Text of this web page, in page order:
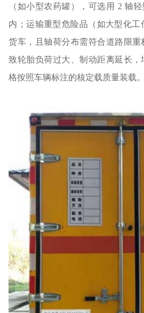
（如小型农药罐），可选用 2 轴
内；运输重型危险品（如大型化
货车，且轴荷分布需符合道路限
致轮胎负荷过大、制动距离延长
格按照车辆标注的核定载质量装载。​